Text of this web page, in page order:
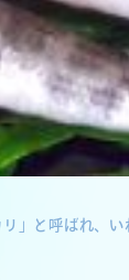
」と呼ばれ、